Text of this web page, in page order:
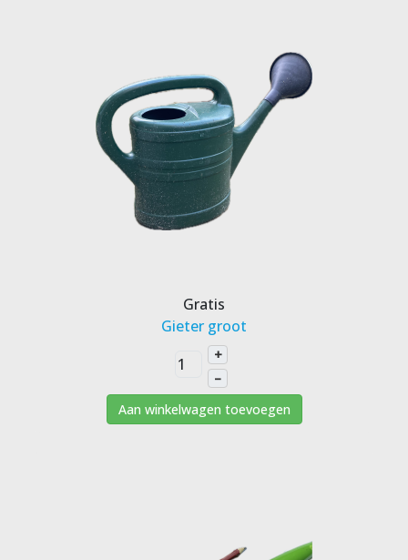
Gratis
Gieter groot
+
–
Aan winkelwagen toevoegen